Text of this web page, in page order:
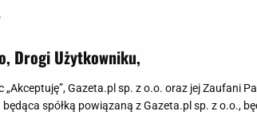
Drogi Użytkowniku,
„Akceptuję”, Gazeta.pl sp. z o.o. oraz jej Zaufani
będąca spółką powiązaną z Gazeta.pl sp. z o.o.,